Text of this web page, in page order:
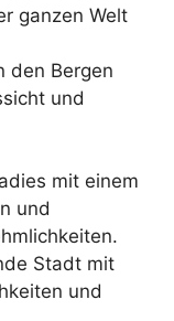
ganzen Welt
den Bergen
und
mit einem
und
Stadt mit
und